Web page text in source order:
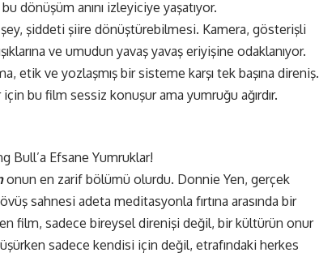
dönüşüm anını izleyiciye yaşatıyor.
şiddeti şiire dönüştürebilmesi. Kamera, gösterişli
ve umudun yavaş yavaş eriyişine odaklanıyor.
etik ve yozlaşmış bir sisteme karşı tek başına direniş.
bu film sessiz konuşur ama yumruğu ağırdır.
onun en zarif bölümü olurdu. Donnie Yen, gerçek
sahnesi adeta meditasyonla fırtına arasında bir
film, sadece bireysel direnişi değil, bir kültürün onur
sadece kendisi için değil, etrafındaki herkes